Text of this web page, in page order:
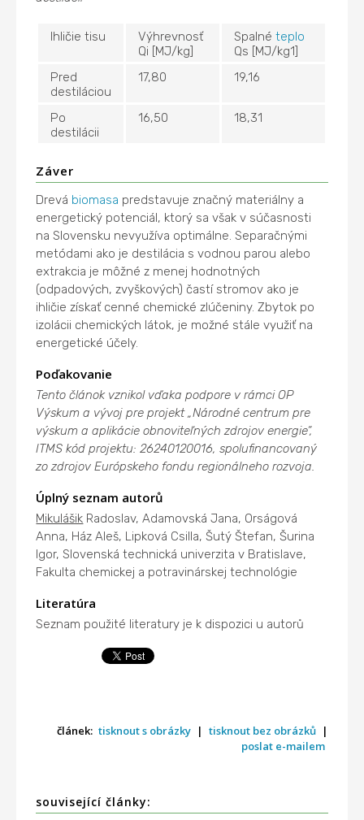
Ihličie tisu
Výhrevnosť
Qi [MJ/kg]
Spalnéteplo
Qs [MJ/kg1]
Pred
destiláciou
17,80 19,16
Po
destilácii
16,50 18,31
Záver
Drevá biomasa predstavuje značný materiálny a
energetický potenciál, ktorý sa však v súčasnosti
na Slovensku nevyužíva optimálne. Separačnými
metódami ako je destilácia s vodnou parou alebo
extrakcia je môžné z menej hodnotných
(odpadových, zvyškových) častí stromov ako je
ihličie získať cenné chemické zlúčeniny. Zbytok po
izolácii chemických látok, je možné stále využiť na
energetické účely.
Poďakovanie
Tento článok vznikol vďaka podpore v rámci OP
Výskum a vývoj pre projekt „Národné centrum pre
výskum a aplikácie obnoviteľných zdrojov energie“,
ITMS kód projektu: 26240120016, spolufinancovaný
zo zdrojov Európskeho fondu regionálneho rozvoja.
Úplný seznam autorů
Mikulášik Radoslav, Adamovská Jana, Orságová
Anna, Ház Aleš, Lipková Csilla, Šutý Štefan, Šurina
Igor, Slovenská technická univerzita v Bratislave,
Fakulta chemickej a potravinárskej technológie
Literatúra
Seznam použité literatury je k dispozici u autorů
článek: tisknout s obrázky | tisknout bez obrázků |
poslat e-mailem
související články: